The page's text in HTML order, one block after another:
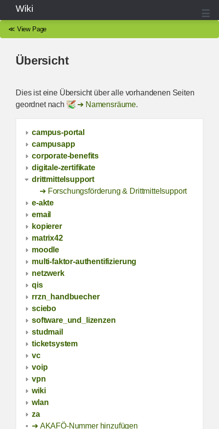
Wiki
≪ View Page
Übersicht
Dies ist eine Übersicht über alle vorhandenen Seiten
geordnet nach
Namensräume.
campus-portal
campusapp
corporate-benefits
digitale-zertifikate
drittmittelsupport
Forschungsförderung & Drittmittelsupport
e-akte
email
kopierer
matrix42
moodle
multi-faktor-authentifizierung
netzwerk
qis
rrzn_handbuecher
sciebo
software_und_lizenzen
studmail
ticketsystem
vc
voip
vpn
wiki
wlan
za
AKAFÖ-Nummer hinzufügen